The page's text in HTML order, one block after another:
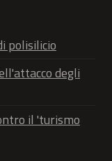
polisilicio
degli
il 'turismo